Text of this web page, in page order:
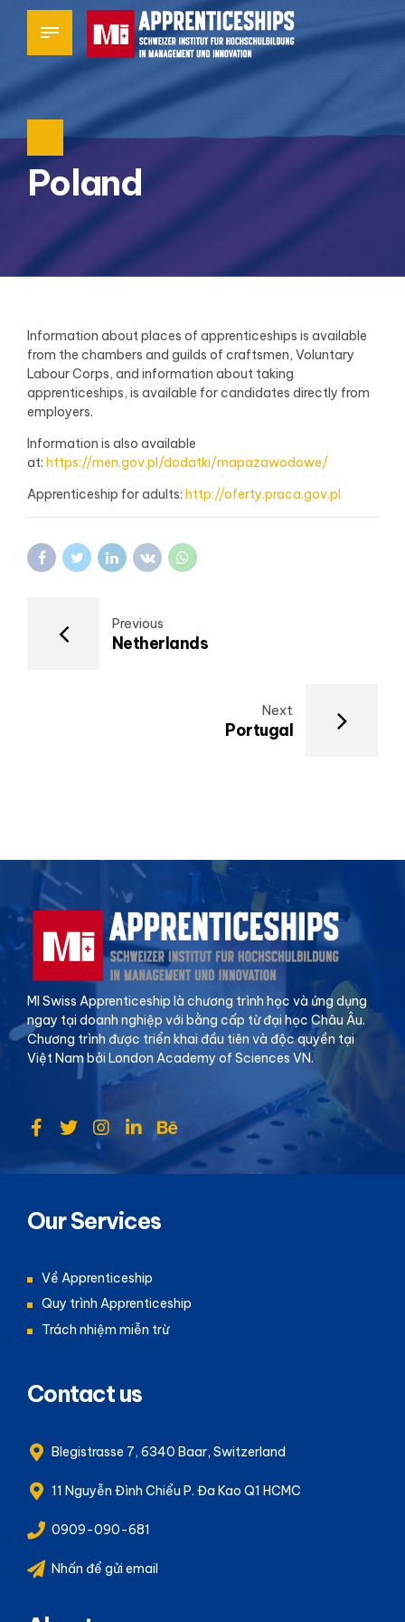
Poland
Information about places of apprenticeships is available
from the chambers and guilds of craftsmen, Voluntary
Labour Corps, and information about taking
apprenticeships, is available for candidates directly from
employers.
Information is also available
at: https://men.gov.pl/dodatki/mapazawodowe/
Apprenticeship for adults: http://oferty.praca.gov.pl
Previous
Netherlands
Next
Portugal
MI Swiss Apprenticeship là chương trình học và ứng dụng
ngay tại doanh nghiệp với bằng cấp từ đại học Châu Âu.
Chương trình được triển khai đầu tiên và độc quyền tại
Việt Nam bởi London Academy of Sciences VN.
Our Services
Về Apprenticeship
Quy trình Apprenticeship
Trách nhiệm miễn trừ
Contact us
Blegistrasse 7, 6340 Baar, Switzerland
11 Nguyễn Đình Chiểu P. Đa Kao Q1 HCMC
0909-090-681
Nhấn để gửi email